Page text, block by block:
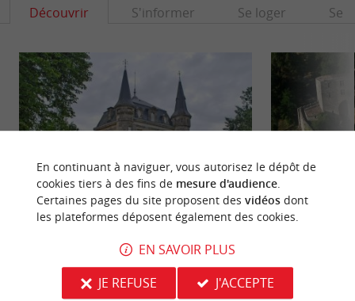
Découvrir S'informer Se loger Se
Le Château Malleret est une belle bâtisse de style
néoclassique, sur la commune de Cadaujac, au
fort du Moyen-
ans. Il se situe au
En continuant à naviguer, vous autorisez le dépôt de
cookies tiers à des fins de mesure d'audience.
Certaines pages du site proposent des vidéosdont
les plateformes déposent également des cookies.
EN SAVOIR PLUS
JE REFUSE
J'ACCEPTE